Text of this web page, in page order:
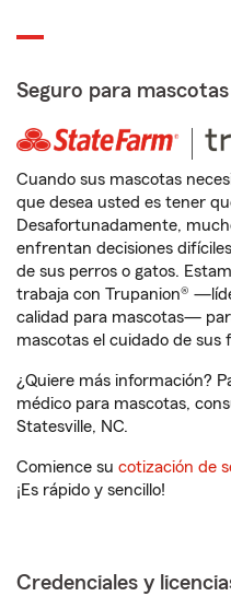
Seguro para mascotas
Cuando sus mascotas
que desea usted es tener
Desafortunadamente,
enfrentan decisiones
de sus perros o gatos.
trabaja con Trupanion®
calidad para mascotas—
mascotas el cuidado de sus
¿Quiere más información?
médico para mascotas,
Statesville, NC.
Comience su cotización de
¡Es rápido y sencillo!
Credenciales y